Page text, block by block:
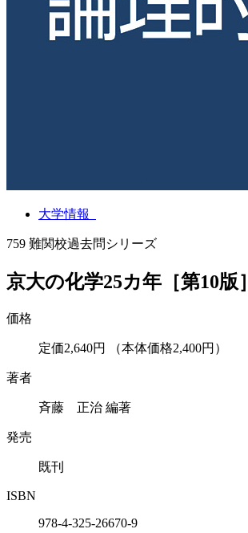
大学情報
759 難関校過去問シリーズ
京大の化学25カ年［第10版］
価格
定価2,640円 （本体価格2,400円）
著者
斉藤 正治 編著
発売
既刊
ISBN
978-4-325-26670-9